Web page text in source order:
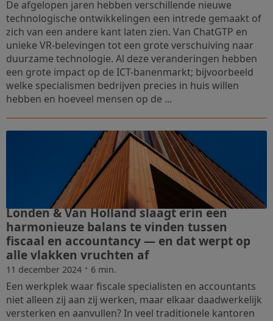
De afgelopen jaren hebben verschillende nieuwe
technologische ontwikkelingen een intrede gemaakt of
zich van een andere kant laten zien. Van ChatGTP en
unieke VR-belevingen tot een grote verschuiving naar
duurzame technologie. Al deze veranderingen hebben
een grote impact op de ICT-banenmarkt; bijvoorbeeld
welke specialismen bedrijven precies in huis willen
hebben en hoeveel mensen op de ...
Londen & Van Holland slaagt erin een
harmonieuze balans te vinden tussen
fiscaal en accountancy — en dat werpt op
alle vlakken vruchten af
11 december 2024 · 6 min.
Een werkplek waar fiscale specialisten en accountants
niet alleen zij aan zij werken, maar elkaar daadwerkelijk
versterken en aanvullen? In veel traditionele kantoren